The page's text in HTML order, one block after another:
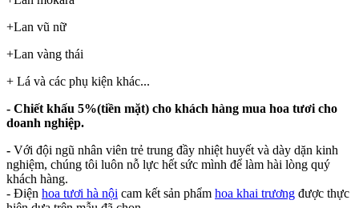
+Lan vũ nữ
+Lan vàng thái
+ Lá và các phụ kiện khác...
- Chiết khấu 5%(tiền mặt) cho khách hàng mua hoa tươi cho
doanh nghiệp.
- Với đội ngũ nhân viên trẻ trung đầy nhiệt huyết và dày dặn kinh
nghiệm, chúng tôi luôn nỗ lực hết sức mình để làm hài lòng quý
khách hàng.
- Điện hoa tươi hà nội cam kết sản phẩm hoa khai trương được thực